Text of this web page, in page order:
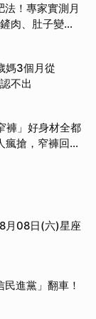
法！專家實測月
肉、肚子變
媽3個月從
不出
褲」好身材全都
瘋搶，窄褲回歸
月08日(六)星座
進黨」翻車！